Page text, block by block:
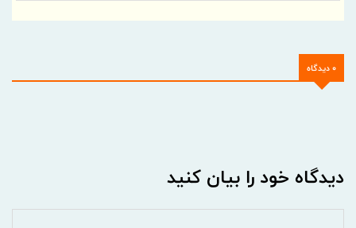
0 دیدگاه
دیدگاه خود را بیان کنید